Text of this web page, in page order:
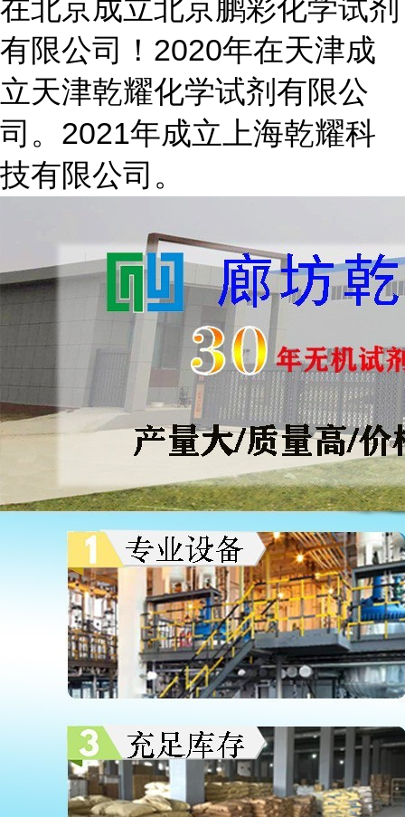
在北京成立北京鹏彩化学试剂
有限公司！2020年在天津成
立天津乾耀化学试剂有限公
司。2021年成立上海乾耀科
技有限公司。